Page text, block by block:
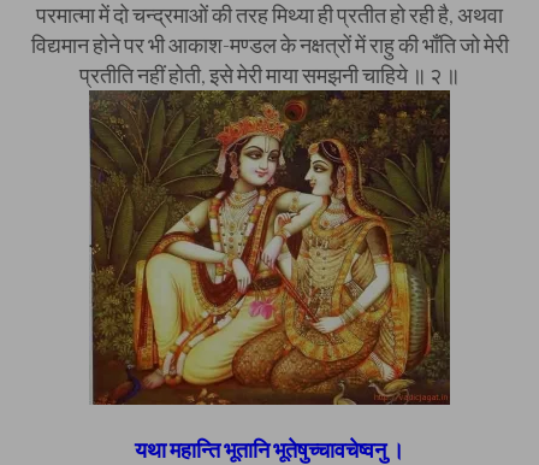
परमात्मा में दो चन्द्रमाओं की तरह मिथ्या ही प्रतीत हो रही है, अथवा
विद्यमान होने पर भी आकाश-मण्डल के नक्षत्रों में राहु की भाँति जो मेरी
प्रतीति नहीं होती, इसे मेरी माया समझनी चाहिये ॥ २ ॥
यथा महान्ति भूतानि भूतेषुच्चावचेष्वनु ।